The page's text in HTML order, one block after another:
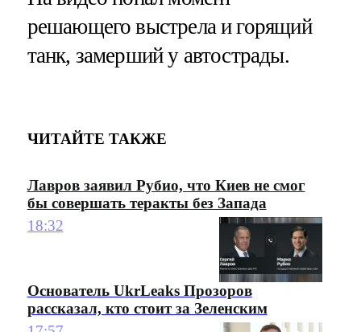
решающего выстрела и горящий
танк, замерший у автострады.
ЧИТАЙТЕ ТАКЖЕ
Лавров заявил Рубио, что Киев не смог
бы совершать теракты без Запада
18:32
Основатель UkrLeaks Прозоров
рассказал, кто стоит за Зеленским